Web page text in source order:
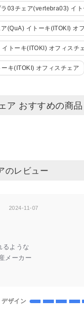
03チェア(vertebra03) イ
(QuA) イトーキ(ITOKI) オ
トーキ(ITOKI) オフィスチ
キ(ITOKI) オフィスチェア
ア おすすめの商品
のレビュー
2024-11-07
るような
メーカー
デザイン